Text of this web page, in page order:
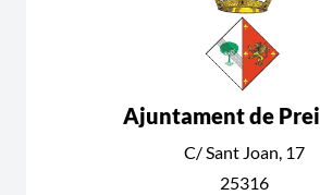
Ajuntament de
C/ Sant Joan, 17
25316